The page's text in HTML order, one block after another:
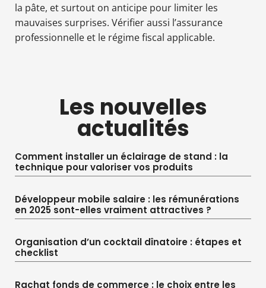
la pâte, et surtout on anticipe pour limiter les
mauvaises surprises. Vérifier aussi l’assurance
professionnelle et le régime fiscal applicable.
Les nouvelles
actualités
Comment installer un éclairage de stand : la
technique pour valoriser vos produits
Développeur mobile salaire : les rémunérations
en 2025 sont-elles vraiment attractives ?
Organisation d’un cocktail dînatoire : étapes et
checklist
Rachat fonds de commerce : le choix entre les